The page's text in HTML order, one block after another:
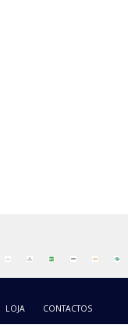
LOJA CONTACTOS